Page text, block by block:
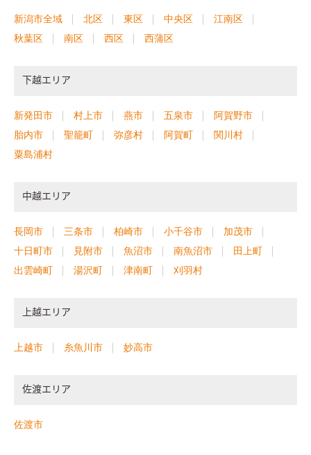
新潟市全域 北区 東区 中央区
江南区
秋葉区
南区 西区 西蒲区
下越エリア
新発田市 村上市 燕市 五泉市
阿賀野市
胎内市
聖籠町 弥彦村 阿賀町
関川村
粟島浦村
中越エリア
長岡市 三条市 柏崎市 小千谷市
加茂市
十日町市
見附市 魚沼市 南魚沼市
田上町
出雲崎町
湯沢町 津南町 刈羽村
上越エリア
上越市 糸魚川市 妙高市
佐渡エリア
佐渡市